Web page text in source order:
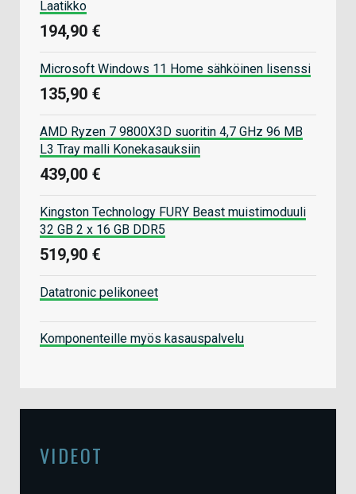
Laatikko
194,90 €
Microsoft Windows 11 Home sähköinen lisenssi
135,90 €
AMD Ryzen 7 9800X3D suoritin 4,7 GHz 96 MB
L3 Tray malli Konekasauksiin
439,00 €
Kingston Technology FURY Beast muistimoduuli
32 GB 2 x 16 GB DDR5
519,90 €
Datatronic pelikoneet
Komponenteille myös kasauspalvelu
VIDEOT